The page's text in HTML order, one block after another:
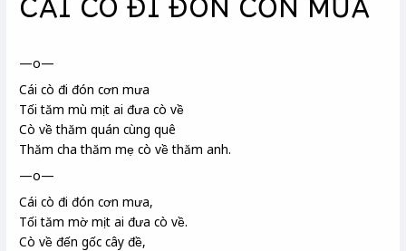
CÁI CÒ ĐI ĐÓN CƠN MƯA
—o—
Cái cò đi đón cơn mưa
Tối tăm mù mịt ai đưa cò về
Cò về thăm quán cùng quê
Thăm cha thăm mẹ cò về thăm anh.
—o—
Cái cò đi đón cơn mưa,
Tối tăm mờ mịt ai đưa cò về.
Cò về đến gốc cây đề,